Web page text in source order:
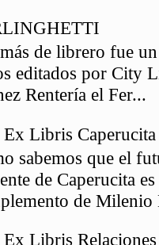
de librero fue
editados por City
Rentería el Fer...
Libris
sabemos que el
de Caperucita
de Milenio
Libris